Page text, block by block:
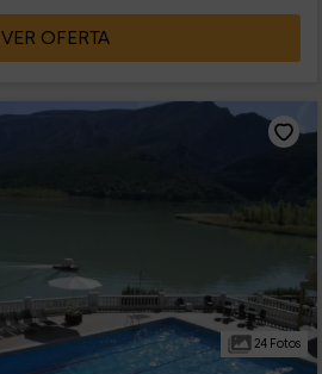
VER OFERTA
24 Fotos